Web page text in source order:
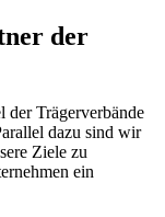
der
der Trägerverbände
dazu sind wir
Ziele zu
ein